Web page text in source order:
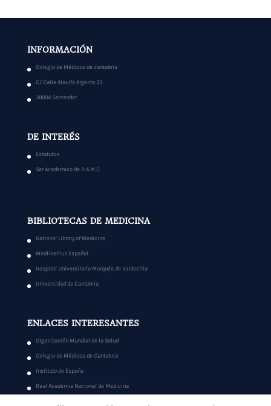
INFORMACIÓN
Colegio de Médicos de cantabria
C/ Calle Ataulfo Argenta 33
39004 Santander
DE INTERÉS
Estatutos
Ser Academico de R.A.M.C
BIBLIOTECAS DE MEDICINA
National Library of Medicine
MedlinePlus Español
Hospital Universitario Marqués de Valdecilla
Universidad de Cantabria
ENLACES INTERESANTES
Organización Mundial de la Salud
Colegio de Médicos de Cantabria
Instituto de España
Real Academia Nacional de Medicina